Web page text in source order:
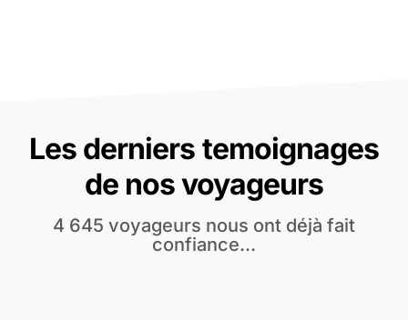
Les derniers temoignages
de nos voyageurs
4 645 voyageurs nous ont déjà fait
confiance...